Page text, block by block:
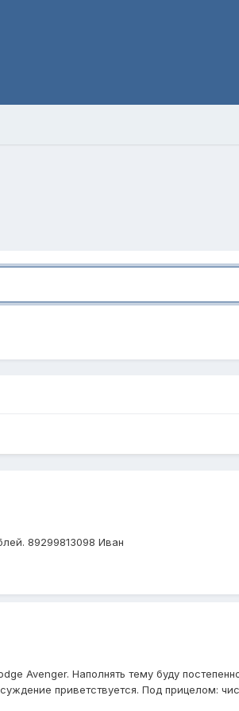
89299813098 Иван
Avenger. Наполнять тему буду
приветствуется. Под прицелом: